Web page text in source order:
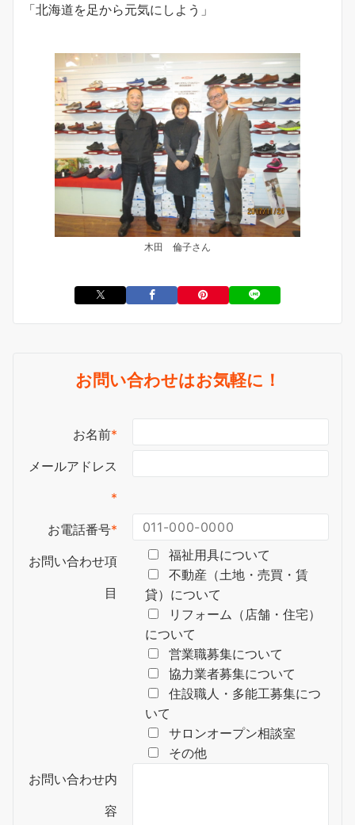
「北海道を足から元気にしよう」
木田 倫子さん
お問い合わせはお気軽に！
お名前*
メールアドレス
*
お電話番号*
お問い合わせ項
目
福祉用具について
不動産（土地・売買・賃
貸）について
リフォーム（店舗・住宅）
について
営業職募集について
協力業者募集について
住設職人・多能工募集につ
いて
サロンオープン相談室
その他
お問い合わせ内
容